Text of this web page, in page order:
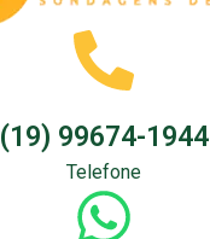
(19) 99674-1944
Telefone